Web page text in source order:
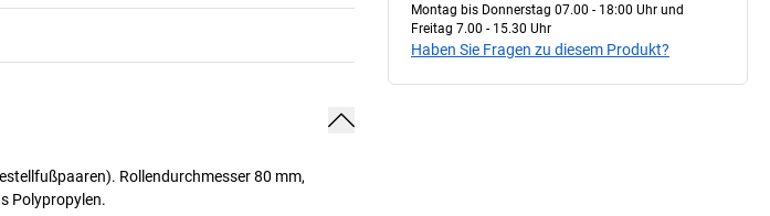
Rollendurchmesser 80 mm,
Polypropylen.
Montag bis Donnerstag 07.00 - 18:00 Uhr und
Freitag 7.00 - 15.30 Uhr
Haben Sie Fragen zu diesem Produkt?